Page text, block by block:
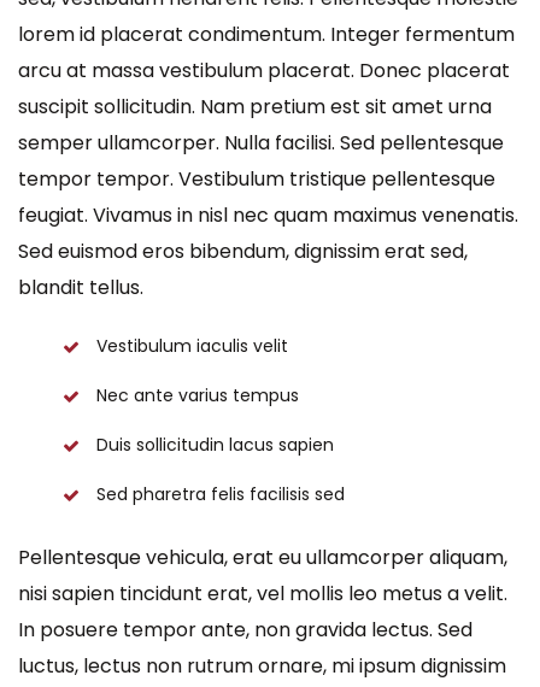
lorem id placerat condimentum. Integer fermentum
arcu at massa vestibulum placerat. Donec placerat
suscipit sollicitudin. Nam pretium est sit amet urna
semper ullamcorper. Nulla facilisi. Sed pellentesque
tempor tempor. Vestibulum tristique pellentesque
feugiat. Vivamus in nisl nec quam maximus venenatis.
Sed euismod eros bibendum, dignissim erat sed,
blandit tellus.
Vestibulum iaculis velit
Nec ante varius tempus
Duis sollicitudin lacus sapien
Sed pharetra felis facilisis sed
Pellentesque vehicula, erat eu ullamcorper aliquam,
nisi sapien tincidunt erat, vel mollis leo metus a velit.
In posuere tempor ante, non gravida lectus. Sed
luctus, lectus non rutrum ornare, mi ipsum dignissim